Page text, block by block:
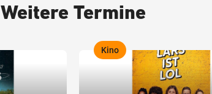
Weitere Termine
Kino